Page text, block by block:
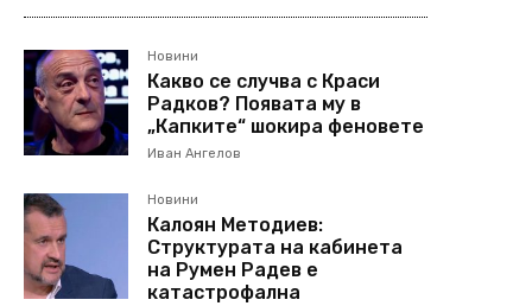
Новини
Какво се случва с Краси
Радков? Появата му в
„Капките“ шокира феновете
Иван Ангелов
Новини
Калоян Методиев:
Структурата на кабинета
на Румен Радев е
катастрофална